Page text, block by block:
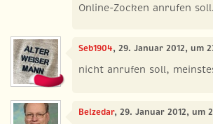
Online-Zocken anrufen
Seb1904, 29. Januar 2012, um
nicht anrufen soll,
Belzedar, 29. Januar 2012, um